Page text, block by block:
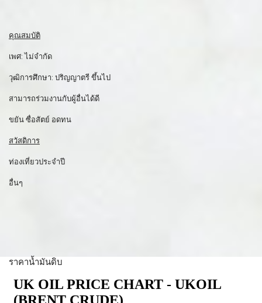
คุณสมบัติ
เพศ: ไม่จำกัด
วุฒิการศึกษา: ปริญญาตรี ขึ้นไป
สามารถร่วมงานกับผู้อื่นได้ดี
ขยัน ซื่อสัตย์ อดทน
สวัสดิการ
ท่องเที่ยวประจำปี
อื่นๆ
ราคาน้ำมันดิบ